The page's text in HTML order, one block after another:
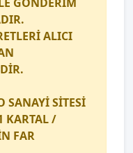
ALICI
SANAYİ SİTESİ
KARTAL /
FAR